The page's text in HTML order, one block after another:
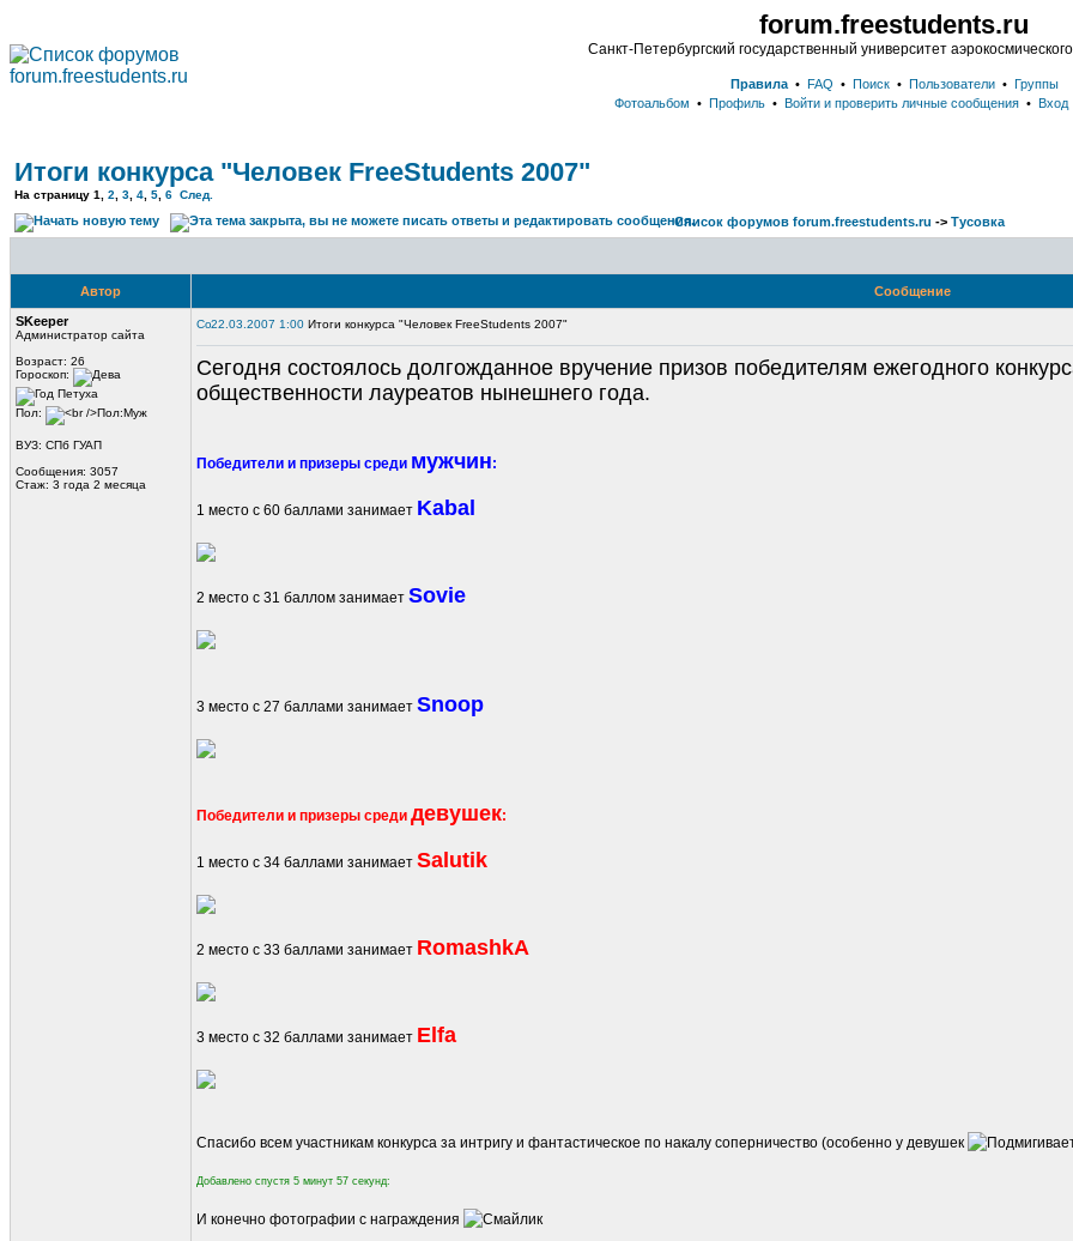
forum.freestudents.ru
Санкт-Петербургский государственный университет
Правила• FAQ • Поиск• Пользователи• Группы
Фотоальбом • Профиль • Войти и проверить личные сообщения • Вход
Итоги конкурса "Человек FreeStudents 2007"
На страницу 1 2 3 4 5 6 След.
Список форумов forum.freestudents.ru -> Тусовка
Автор Сообщение
SKeeper
Администратор сайта
Возраст: 26
Гороскоп:
Пол:
ВУЗ: СПб ГУАП
Сообщения: 3057
Стаж: 3 года 2 месяца
22.03.2007 1:00 Итоги конкурса "Человек FreeStudents 2007"
Сегодня состоялось долгожданное вручение призов победителям ежегодного
общественности лауреатов нынешнего года.
Победители и призеры среди мужчин:
1 место с 60 баллами занимает Kabal
2 место с 31 баллом занимает Sovie
3 место с 27 баллами занимает Snoop
Победители и призеры среди девушек:
1 место с 34 баллами занимает Salutik
2 место с 33 баллами занимает RomashkA
3 место с 32 баллами занимает Elfa
Спасибо всем участникам конкурса за интригу и фантастическое по накалу соперничество (особенно у девушек
Добавлено спустя 5 минут 57 секунд:
И конечно фотографии с награждения